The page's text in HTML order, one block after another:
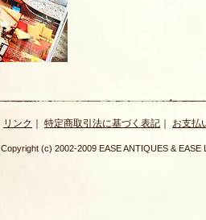
リンク ｜ 特定商取引法に基づく表記 ｜ お支払
Copyright (c) 2002-2009 EASE ANTIQUES &